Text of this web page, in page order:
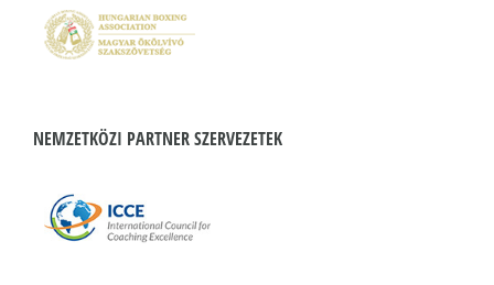
NEMZETKÖZI PARTNER SZERVEZETEK